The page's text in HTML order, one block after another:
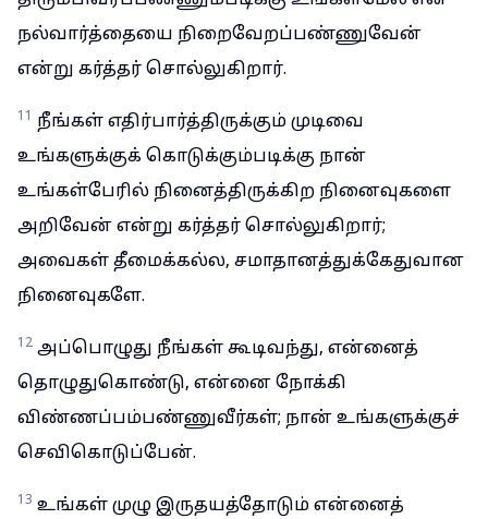
நல்வார்த்தையை நிறைவேறப்பண்ணுவேன்
என்று கர்த்தர் சொல்லுகிறார்.
11 நீங்கள் எதிர்பார்த்திருக்கும் முடிவை
உங்களுக்குக் கொடுக்கும்படிக்கு நான்
உங்கள்பேரில் நினைத்திருக்கிற நினைவுகளை
அறிவேன் என்று கர்த்தர் சொல்லுகிறார்;
அவைகள் தீமைக்கல்ல, சமாதானத்துக்கேதுவான
நினைவுகளே.
12 அப்பொழுது நீங்கள் கூடிவந்து, என்னைத்
தொழுதுகொண்டு, என்னை நோக்கி
விண்ணப்பம்பண்ணுவீர்கள்; நான் உங்களுக்குச்
செவிகொடுப்பேன்.
13 உங்கள் முழு இருதயத்தோடும் என்னைத்